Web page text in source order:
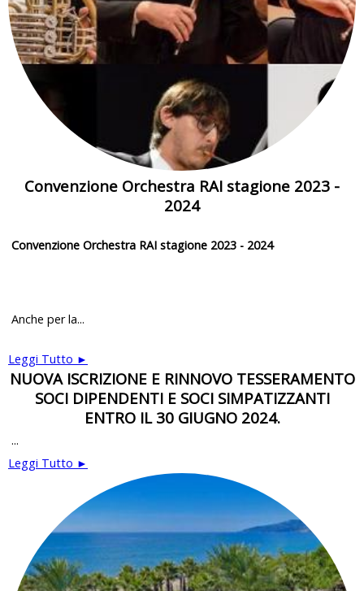
Convenzione Orchestra RAI stagione 2023 -
2024
Convenzione Orchestra RAI stagione 2023 - 2024
Anche per la...
Leggi Tutto ►
NUOVA ISCRIZIONE E RINNOVO TESSERAMENTO
SOCI DIPENDENTI E SOCI SIMPATIZZANTI
ENTRO IL 30 GIUGNO 2024.
...
Leggi Tutto ►